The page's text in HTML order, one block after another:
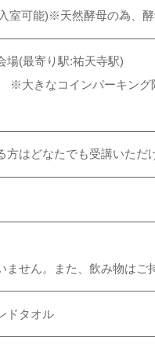
室可能)※天然酵母の為、
(最寄り駅:祐天寺駅)
大きなコインパーキング
はどなたでも受講いただ
せん。また、飲み物はご
ドタオル